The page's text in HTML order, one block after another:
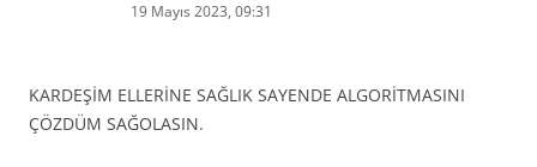
19 Mayıs 2023, 09:31
KARDEŞİM ELLERİNE SAĞLIK SAYENDE ALGORİTMASINI
ÇÖZDÜM SAĞOLASIN.